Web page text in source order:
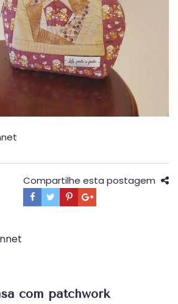
Compartilhe esta postagem
com patchwork